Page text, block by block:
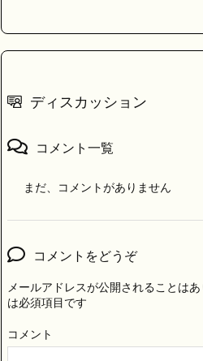
ディスカッション
コメント一覧
まだ、コメントがありません
コメントをどうぞ
メールアドレスが公開されることはあ
は必須項目です
コメント